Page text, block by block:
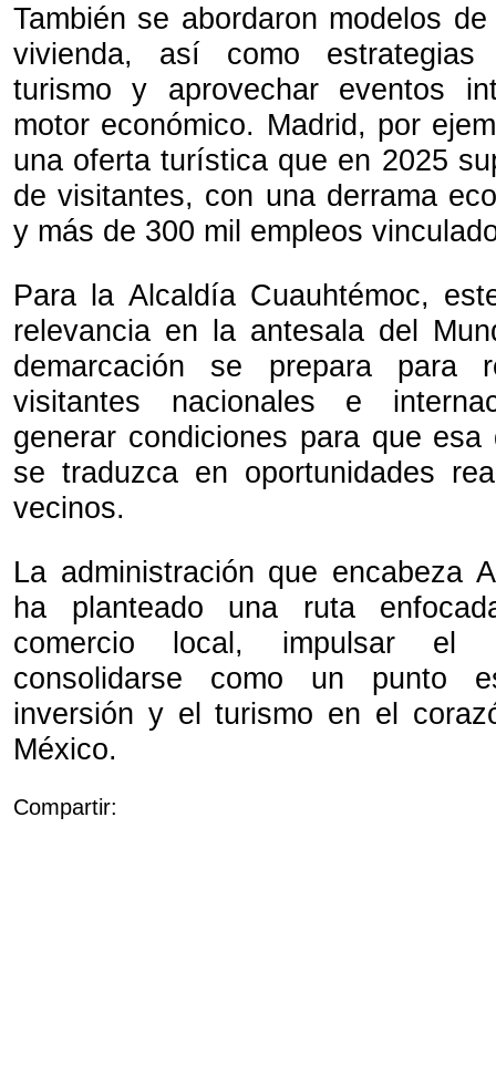
También se abordaron modelos
vivienda, así como
turismo y aprovechar eventos
motor económico. Madrid, por
una oferta turística que en 2025
de visitantes, con una derrama
y más de 300 mil empleos
Para la Alcaldía Cuauhtémoc,
relevancia en la antesala del
demarcación se prepara para
visitantes nacionales e
generar condiciones para que esa
se traduzca en oportunidades
vecinos.
La administración que encabeza
ha planteado una ruta
comercio local, impulsar el
consolidarse como un punto
inversión y el turismo en el
México.
Compartir: